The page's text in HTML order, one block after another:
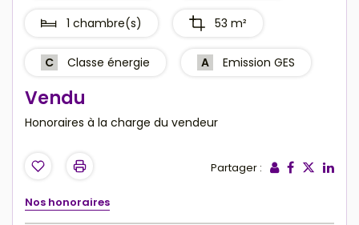
1 chambre(s) 53 m²
C Classe énergie A Emission GES
Vendu
Honoraires à la charge du vendeur
Partager :
Nos honoraires